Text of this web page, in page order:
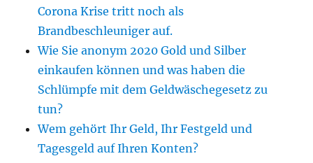
Corona Krise tritt noch als
Brandbeschleuniger auf.
Wie Sie anonym 2020 Gold und Silber
einkaufen können und was haben die
Schlümpfe mit dem Geldwäschegesetz zu
tun?
Wem gehört Ihr Geld, Ihr Festgeld und
Tagesgeld auf Ihren Konten?